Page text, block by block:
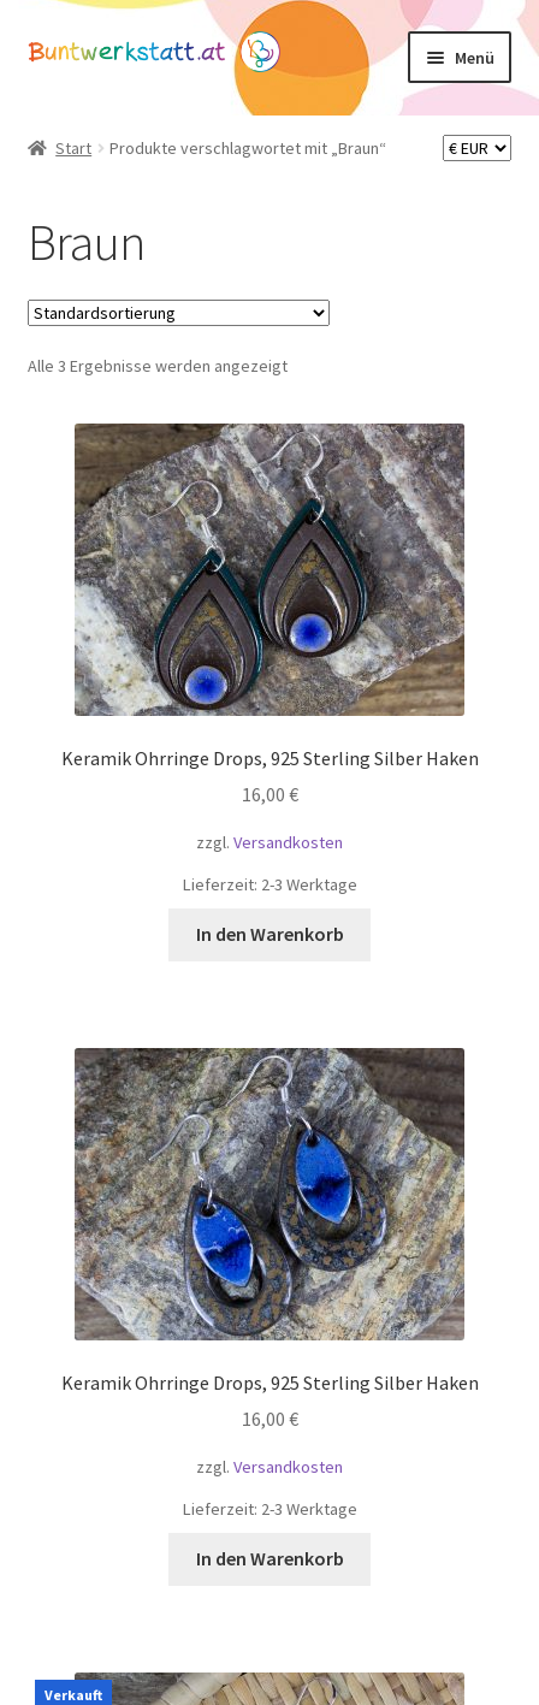
Zur
Zum
Menü
öffnen
Warenkorb
Basteltipps
Start Produkte verschlagwortet mit „Braun“
Braun
Alle 3 Ergebnisse werden angezeigt
Keramik Ohrringe Drops, 925 Sterling Silber Haken
16,00 €
zzgl. Versandkosten
Lieferzeit: 2-3 Werktage
In den Warenkorb
Keramik Ohrringe Drops, 925 Sterling Silber Haken
16,00 €
zzgl. Versandkosten
Lieferzeit: 2-3 Werktage
In den Warenkorb
Verkauft